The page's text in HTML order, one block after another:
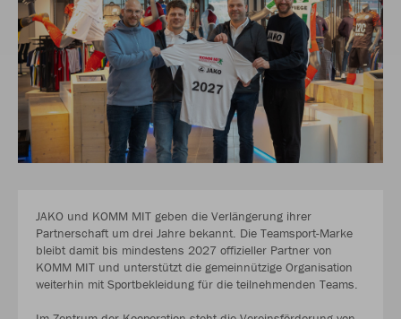
JAKO und KOMM MIT geben die Verlängerung ihrer
Partnerschaft um drei Jahre bekannt. Die Teamsport-Marke
bleibt damit bis mindestens 2027 offizieller Partner von
KOMM MIT und unterstützt die gemeinnützige Organisation
weiterhin mit Sportbekleidung für die teilnehmenden Teams.